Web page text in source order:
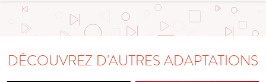
DÉCOUVREZ D'AUTRES ADAPTATIONS